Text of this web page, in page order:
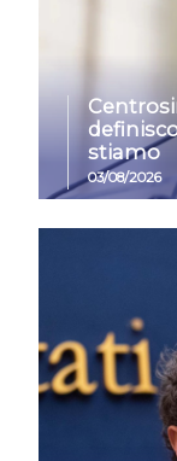
stiamo
03/08/2026